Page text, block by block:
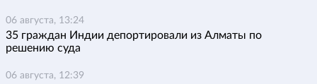
06 августа, 13:24
35 граждан Индии депортировали из Алматы по
решению суда
06 августа, 12:39